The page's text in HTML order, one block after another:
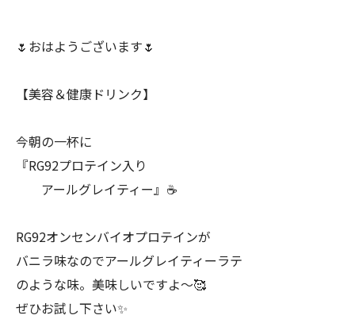
🌷おはようございます🌷
【美容＆健康ドリンク】
今朝の一杯に
『RG92プロテイン入り
アールグレイティー』☕
RG92オンセンバイオプロテインが
バニラ味なのでアールグレイティーラテ
のような味。美味しいですよ〜🥰
ぜひお試し下さい✨